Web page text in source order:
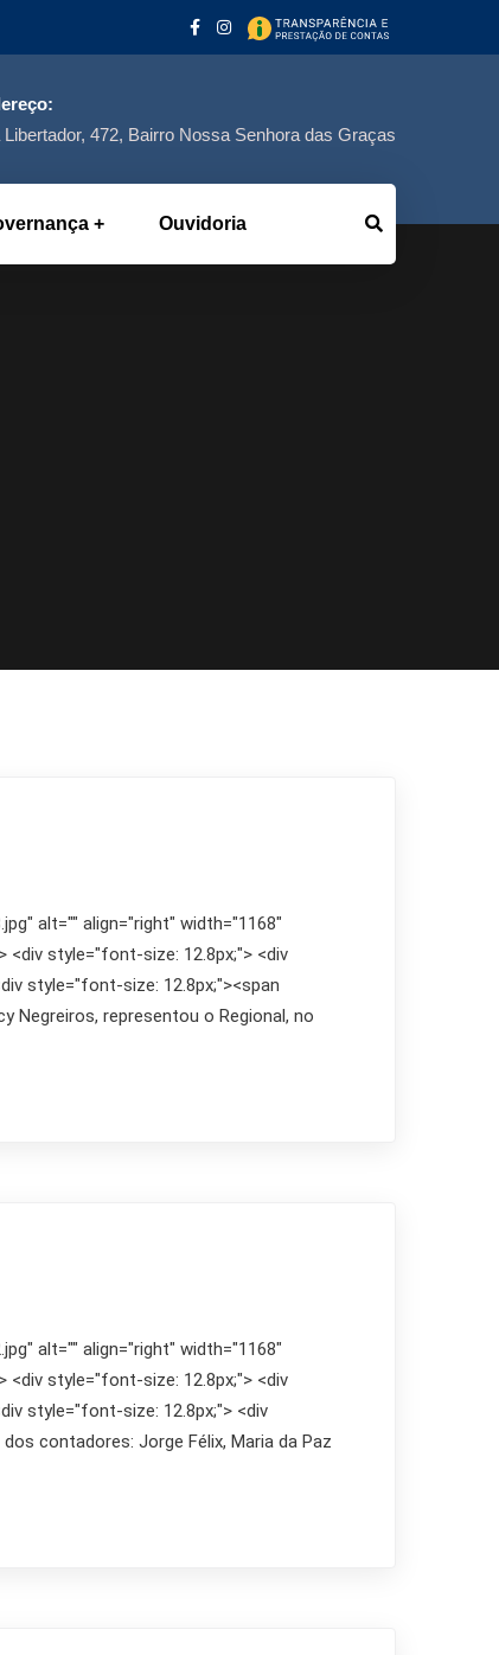
Libertador, 472, Bairro Nossa Senhora das Graças
Ouvidoria
alt="" align="right" width="1168"
style="font-size: 12.8px;"> <div
style="font-size: 12.8px;"><span
Negreiros, representou o Regional, no
alt="" align="right" width="1168"
style="font-size: 12.8px;"> <div
style="font-size: 12.8px;"> <div
contadores: Jorge Félix, Maria da Paz